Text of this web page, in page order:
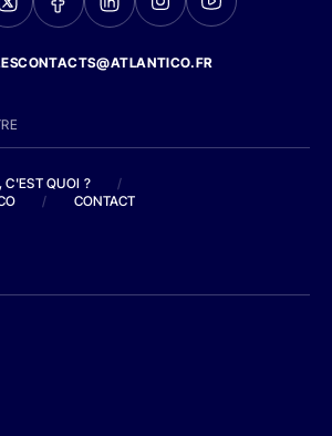
C'EST QUOI ?
/
/ CONTACT